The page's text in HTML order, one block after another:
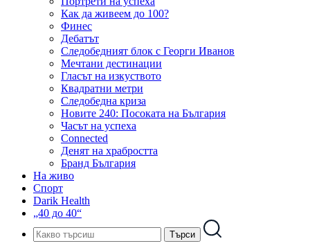
Как да живеем до 100?
Финес
Дебатът
Следобедният блок с Георги Иванов
Мечтани дестинации
Гласът на изкуството
Квадратни метри
Следобедна криза
Новите 240: Посоката на България
Часът на успеха
Connected
Денят на храбростта
Бранд България
На живо
Спорт
Darik Health
„40 до 40“